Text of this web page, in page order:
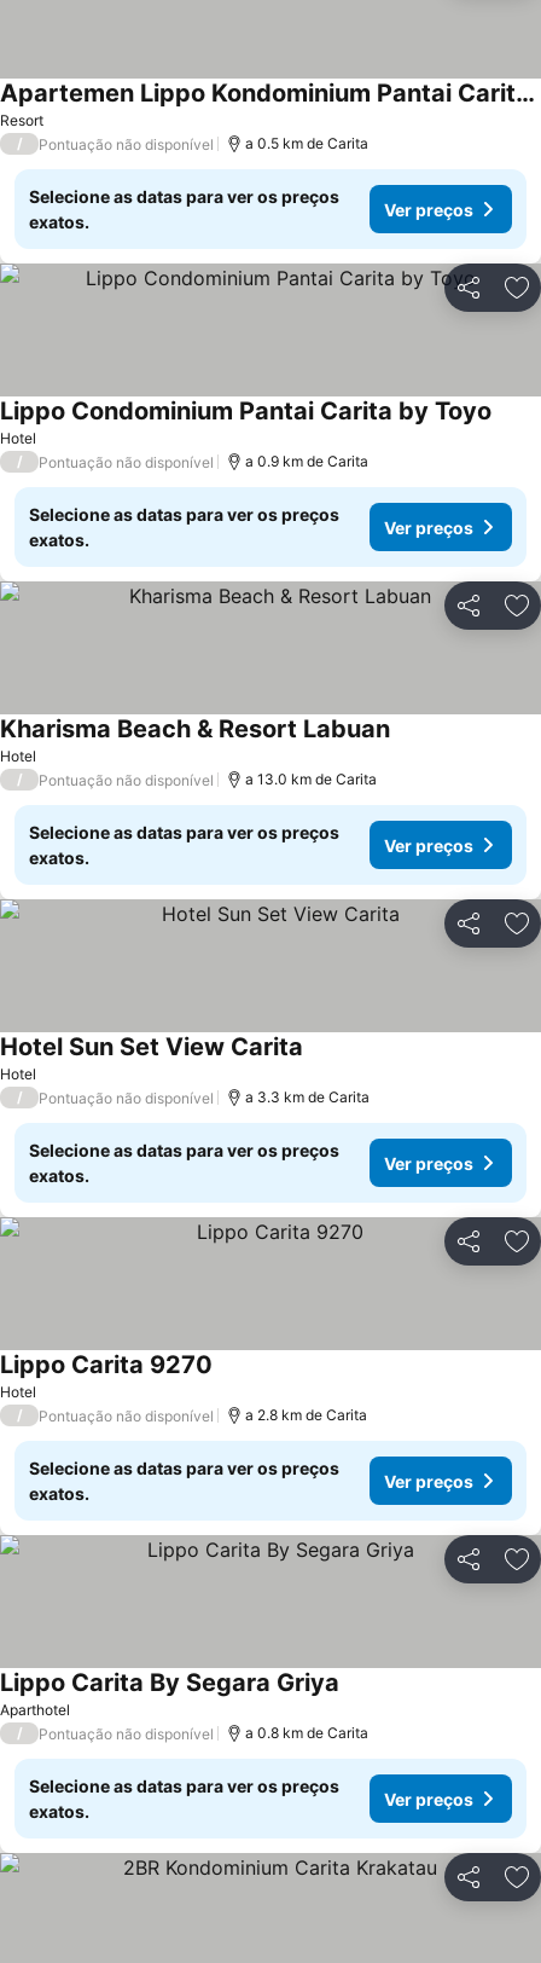
Resort
Apartemen Lippo Kondominium Pantai Carita By Sukria
/ Pontuação não disponível a 0.5 km de Carita
Selecione as datas para ver os preços
exatos.
Ver preços
Partilhar
Hotel
Lippo Condominium Pantai Carita by Toyo
/ Pontuação não disponível a 0.9 km de Carita
Selecione as datas para ver os preços
exatos.
Ver preços
Partilhar
Hotel
Kharisma Beach & Resort Labuan
/ Pontuação não disponível a 13.0 km de Carita
Selecione as datas para ver os preços
exatos.
Ver preços
Partilhar
Hotel
Hotel Sun Set View Carita
/ Pontuação não disponível a 3.3 km de Carita
Selecione as datas para ver os preços
exatos.
Ver preços
Partilhar
Hotel
Lippo Carita 9270
/ Pontuação não disponível a 2.8 km de Carita
Selecione as datas para ver os preços
exatos.
Ver preços
Partilhar
Aparthotel
Lippo Carita By Segara Griya
/ Pontuação não disponível a 0.8 km de Carita
Selecione as datas para ver os preços
exatos.
Ver preços
Partilhar